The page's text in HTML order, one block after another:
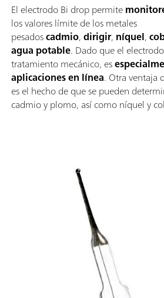
El electrodo Bi drop permite
los valores límite de los metales
pesadoscadmio,dirigir, níquel,
agua potable. Dado que el
tratamiento mecánico, es
aplicaciones en línea. Otra ventaja
es el hecho de que se pueden
cadmio y plomo, así como níquel y